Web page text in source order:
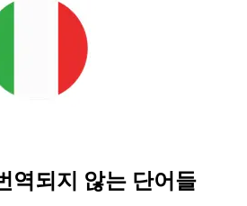
역되지 않는 단어들